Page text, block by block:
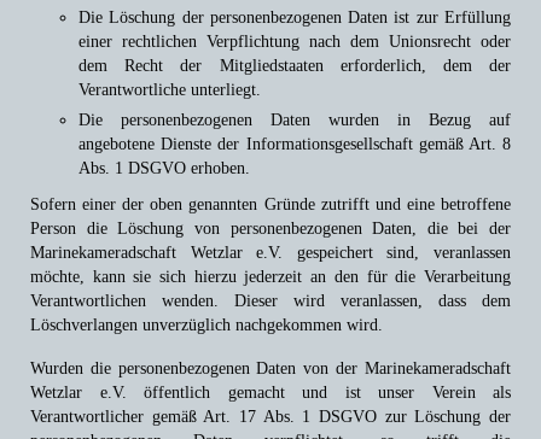
Die Löschung der personenbezogenen Daten ist zur Erfüllung
einer rechtlichen Verpflichtung nach dem Unionsrecht oder
dem Recht der Mitgliedstaaten erforderlich, dem der
Verantwortliche unterliegt.
Die personenbezogenen Daten wurden in Bezug auf
angebotene Dienste der Informationsgesellschaft gemäß Art. 8
Abs. 1 DSGVO erhoben.
Sofern einer der oben genannten Gründe zutrifft und eine betroffene
Person die Löschung von personenbezogenen Daten, die bei der
Marinekameradschaft Wetzlar e.V. gespeichert sind, veranlassen
möchte, kann sie sich hierzu jederzeit an den für die Verarbeitung
Verantwortlichen wenden. Dieser wird veranlassen, dass dem
Löschverlangen unverzüglich nachgekommen wird.
Wurden die personenbezogenen Daten von der Marinekameradschaft
Wetzlar e.V. öffentlich gemacht und ist unser Verein als
Verantwortlicher gemäß Art. 17 Abs. 1 DSGVO zur Löschung der